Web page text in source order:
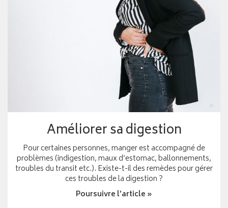
Améliorer sa digestion
Pour certaines personnes, manger est accompagné de
problèmes (indigestion, maux d’estomac, ballonnements,
troubles du transit etc.). Existe-t-il des remèdes pour gérer
ces troubles de la digestion ?
Poursuivre l’article »